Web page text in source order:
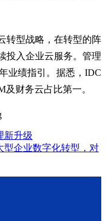
转型战略，在转型的阵
投入企业云服务。管理
业绩指引。据悉，IDC
及财务云占比第一。
新升级
型企业数字化转型，对